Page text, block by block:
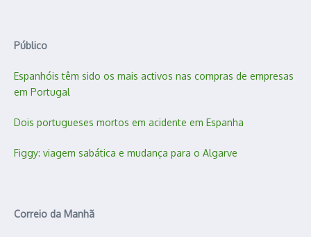
Público
Espanhóis têm sido os mais activos nas compras de empresas
em Portugal
Dois portugueses mortos em acidente em Espanha
Figgy: viagem sabática e mudança para o Algarve
Correio da Manhã